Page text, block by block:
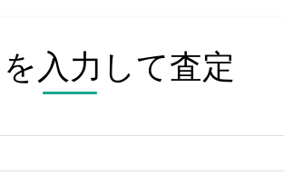
入力して査定